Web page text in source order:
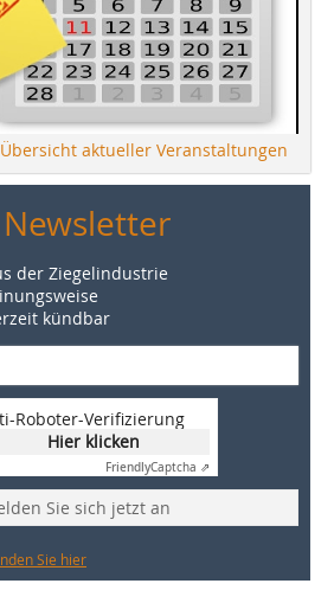
aktueller Veranstaltungen
der Ziegelindustrie
kündbar
Roboter-Verifizierung
Hier klicken
FriendlyCaptcha ⇗
Sie sich jetzt an
Sie hier